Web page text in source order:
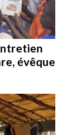
évêque